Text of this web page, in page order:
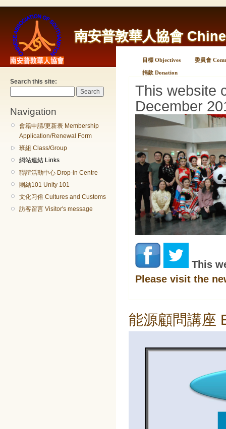
南安普敦華人協會
Search this site:
Navigation
會籍申請/更新表 Membership
Application/Renewal Form
班組 Class/Group
網站連結 Links
聯誼活動中心 Drop-in Centre
團結101 Unity 101
文化习俗 Cultures and Customs
訪客留言 Visitor's message
目標 Objectives 委員會
捐款 Donation
This website
December
This
Please visit the
能源顧問講座